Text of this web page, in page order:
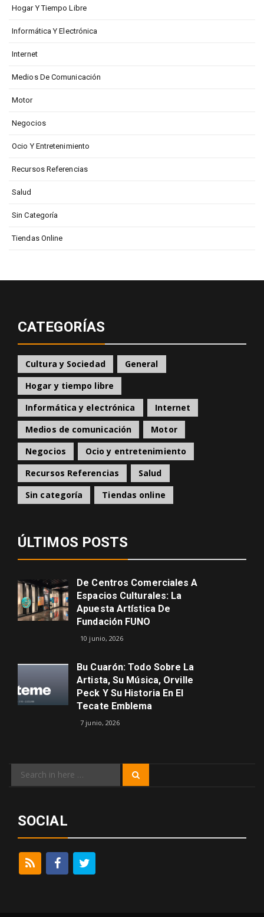
Hogar Y Tiempo Libre
Informática Y Electrónica
Internet
Medios De Comunicación
Motor
Negocios
Ocio Y Entretenimiento
Recursos Referencias
Salud
Sin Categoría
Tiendas Online
CATEGORÍAS
Cultura y Sociedad
General
Hogar y tiempo libre
Informática y electrónica
Internet
Medios de comunicación
Motor
Negocios
Ocio y entretenimiento
Recursos Referencias
Salud
Sin categoría
Tiendas online
ÚLTIMOS POSTS
De Centros Comerciales A
Espacios Culturales: La
Apuesta Artística De
Fundación FUNO
10 junio, 2026
Bu Cuarón: Todo Sobre La
Artista, Su Música, Orville
Peck Y Su Historia En El
Tecate Emblema
7 junio, 2026
Search
SOCIAL